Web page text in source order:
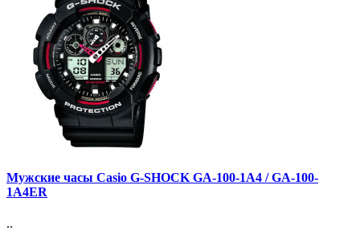
Мужские часы Casio G-SHOCK GA-100-1A4 / GA-100-
1A4ER
..